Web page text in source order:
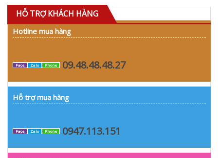
HỖ TRỢ KHÁCH HÀNG
Hotline mua hàng
Face Zalo Phone 09.48.48.48.27
Hỗ trợ mua hàng
Face Zalo Phone 0947.113.151